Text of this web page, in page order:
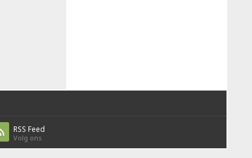
RSS Feed
Volg ons